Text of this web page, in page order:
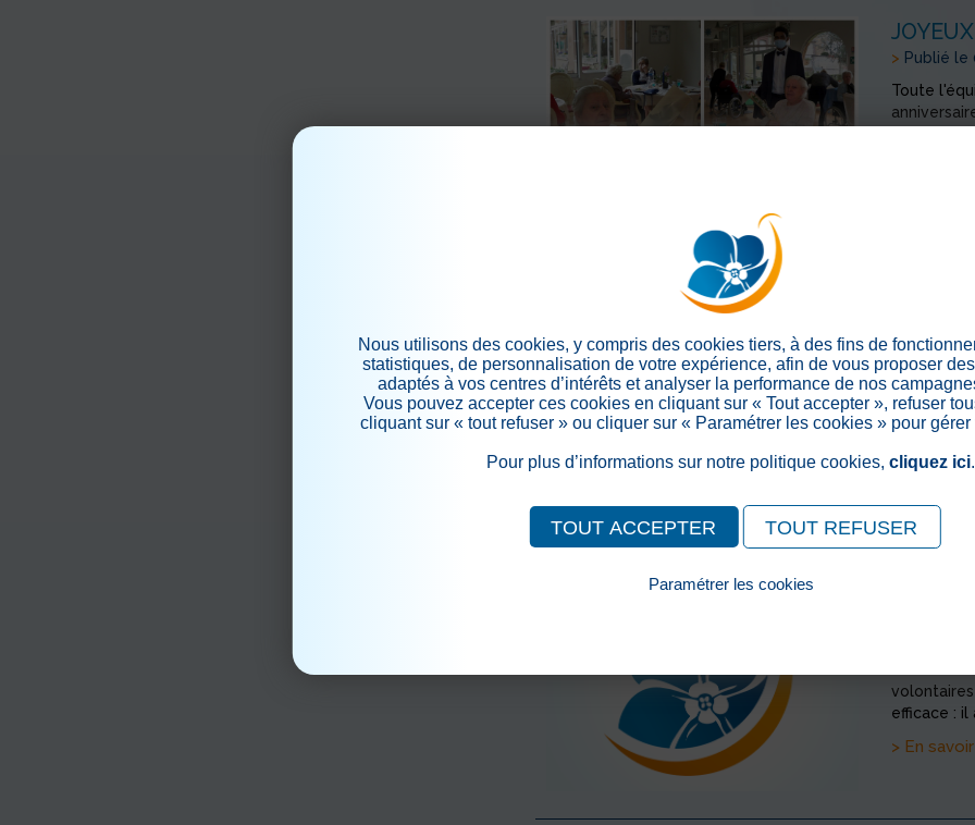
> Publié le
Toute
BELLE
>
Publié le
Cette
menacé
était...
> En savoir
Pourquoi
contre
efficace : il
> En
Nous utilisons des cookies, y compris des cookies tiers, à des fins de
statistiques, de personnalisation de votre expérience, afin de vous proposer
adaptés à vos centres d’intérêts et analyser la performance de nos
Vous pouvez accepter ces cookies en cliquant sur « Tout accepter », refuser
cliquant sur « tout refuser » ou cliquer sur « Paramétrer les cookies » pour
Pour plus d’informations sur notre politique cookies,cliquez ici.
TOUT ACCEPTER TOUT REFUSER
Paramétrer les cookies